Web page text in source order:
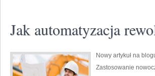
Jak automatyzacja
Nowy artykuł na
Zastosowanie